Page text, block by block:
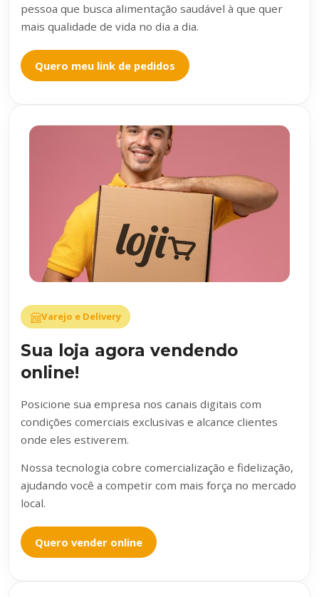
pessoa que busca alimentação saudável à que quer
mais qualidade de vida no dia a dia.
Quero meu link de pedidos
Varejo e Delivery
Sua loja agora vendendo
online!
Posicione sua empresa nos canais digitais com
condições comerciais exclusivas e alcance clientes
onde eles estiverem.
Nossa tecnologia cobre comercialização e fidelização,
ajudando você a competir com mais força no mercado
local.
Quero vender online